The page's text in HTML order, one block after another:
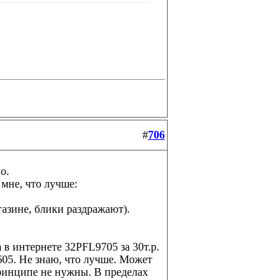
#706
что лучше:
блики раздражают).
интернете 32PFL9705 за 30т.р.
Не знаю, что лучше. Может
не нужны. В пределах